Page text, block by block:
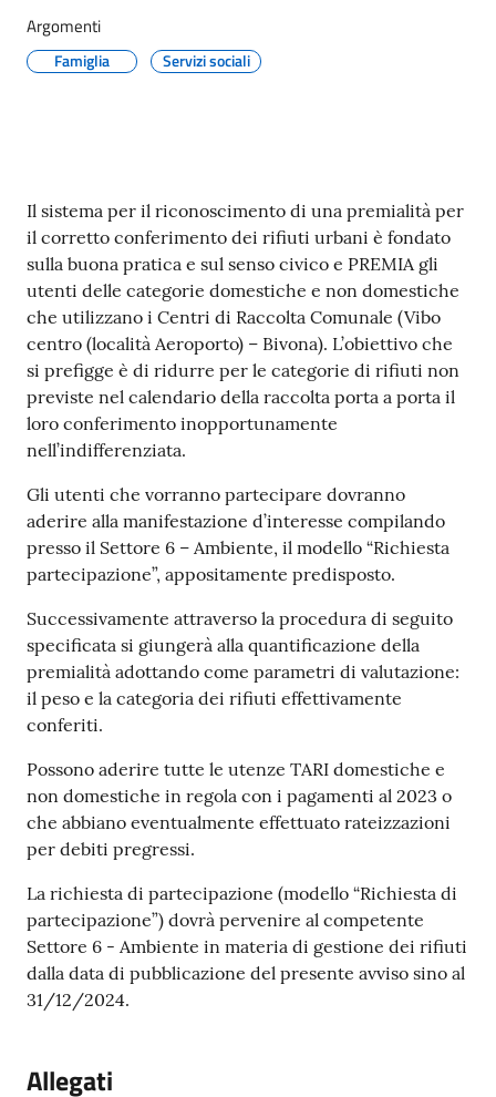
r
e
t
Tutti
gli
argomenti...
Seguici
su
Argomenti
Famiglia Servizi sociali
Contenuto
Il sistema per il riconoscimento di una premialità per
il corretto conferimento dei rifiuti urbani è fondato
sulla buona pratica e sul senso civico e PREMIA gli
utenti delle categorie domestiche e non domestiche
che utilizzano i Centri di Raccolta Comunale (Vibo
centro (località Aeroporto) – Bivona). L’obiettivo che
si prefigge è di ridurre per le categorie di rifiuti non
previste nel calendario della raccolta porta a porta il
loro conferimento inopportunamente
nell’indifferenziata.
Gli utenti che vorranno partecipare dovranno
aderire alla manifestazione d’interesse compilando
presso il Settore 6 – Ambiente, il modello “Richiesta
partecipazione”, appositamente predisposto.
Successivamente attraverso la procedura di seguito
specificata si giungerà alla quantificazione della
premialità adottando come parametri di valutazione:
il peso e la categoria dei rifiuti effettivamente
conferiti.
Possono aderire tutte le utenze TARI domestiche e
non domestiche in regola con i pagamenti al 2023 o
che abbiano eventualmente effettuato rateizzazioni
per debiti pregressi.
La richiesta di partecipazione (modello “Richiesta di
partecipazione”) dovrà pervenire al competente
Settore 6 - Ambiente in materia di gestione dei rifiuti
dalla data di pubblicazione del presente avviso sino al
31/12/2024.
Allegati